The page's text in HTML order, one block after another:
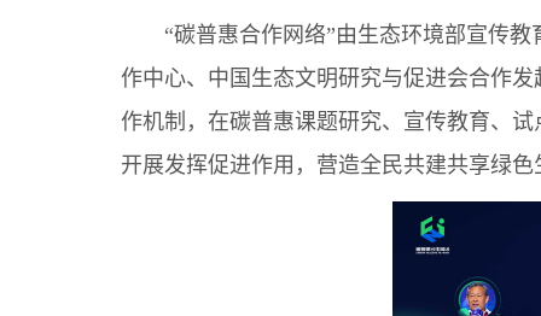
“碳普惠合作网络”由生态环境部宣传
作中心、中国生态文明研究与促进会合作
作机制，在碳普惠课题研究、宣传教育、
开展发挥促进作用，营造全民共建共享绿